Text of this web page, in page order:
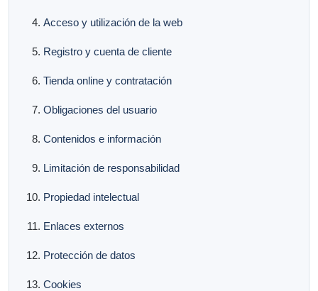
Acceso y utilización de la web
Registro y cuenta de cliente
Tienda online y contratación
Obligaciones del usuario
Contenidos e información
Limitación de responsabilidad
Propiedad intelectual
Enlaces externos
Protección de datos
Cookies